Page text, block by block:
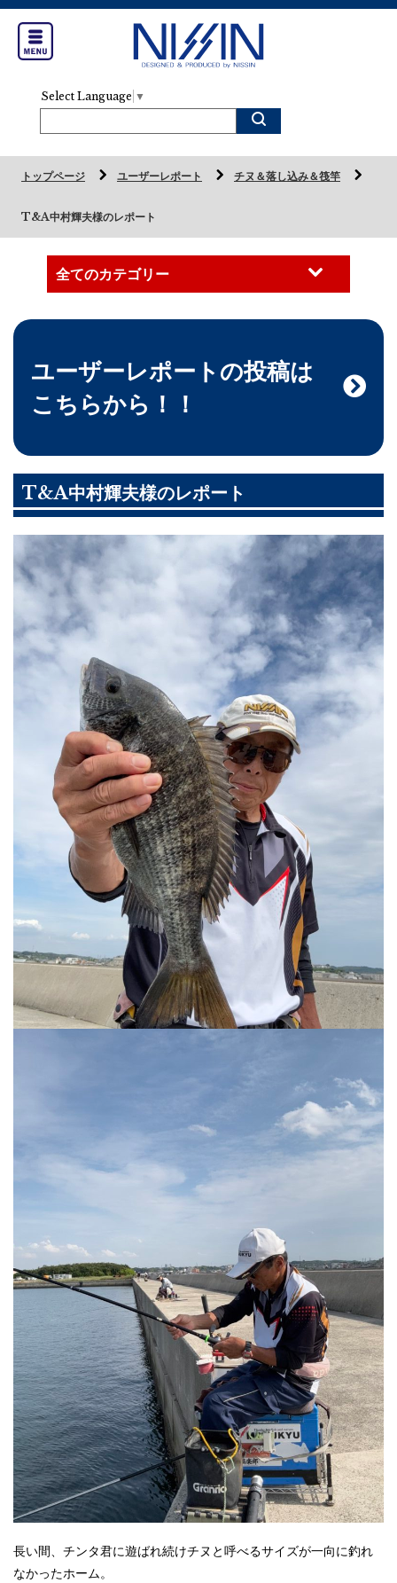
Select Language ▼
トップページ ユーザーレポート チヌ＆落し込み＆筏竿
T&A中村輝夫様のレポート
ユーザーレポートの投稿は
こちらから！！
T&A中村輝夫様のレポート
長い間、チンタ君に遊ばれ続けチヌと呼べるサイズが一向に釣れ
なかったホーム。